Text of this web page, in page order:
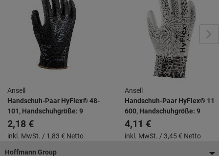
Ansell
Handschuh-Paar HyFlex® 48-
101, Handschuhgröße: 9
2,18 €
inkl. MwSt. / 1,83 € Netto
Ansell
Handschuh-Paar HyFlex® 11-
600, Handschuhgröße: 9
4,11 €
inkl. MwSt. / 3,45 € Netto
Fußzeile
Hoffmann Group